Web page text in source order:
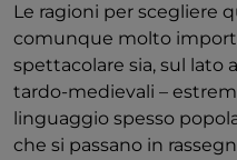
Le ragioni per scegliere
comunque molto
spettacolare sia, sul lato
tardo-medievali –
linguaggio spesso
che si passano in